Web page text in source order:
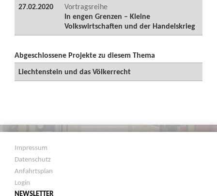
27.02.2020
Vortragsreihe
In engen Grenzen – Kleine
Volkswirtschaften und der Handelskrieg
Abgeschlossene Projekte zu diesem Thema
Liechtenstein und das Völkerrecht
Impressum
Datenschutz
Anfahrtsplan
Login
NEWSLETTER